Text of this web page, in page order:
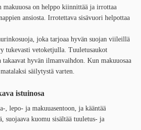
makuuosa on helppo kiinnittää ja irrottaa
ansiosta. Irrotettava sisävuori helpottaa
joka tarjoaa hyvän suojan viileillä
tukevasti vetoketjulla. Tuuletusaukot
takaavat hyvän ilmanvaihdon. Kun makuuosaa
säilytystä varten.
istuinosa
, lepo- ja makuuasentoon, ja kääntää
suojaava kuomu sisältää tuuletus- ja